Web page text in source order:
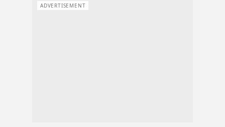
ADVERTISEMENT